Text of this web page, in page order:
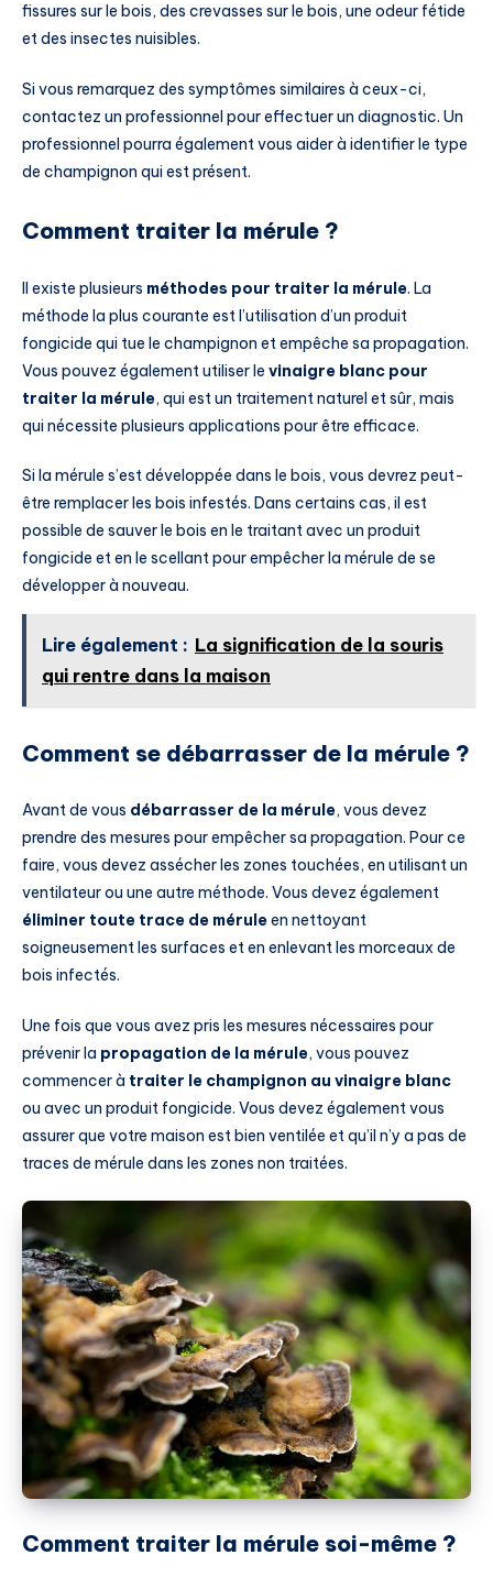
fissures sur le bois, des crevasses sur le bois, une odeur fétide
et des insectes nuisibles.
Si vous remarquez des symptômes similaires à ceux-ci,
contactez un professionnel pour effectuer un diagnostic. Un
professionnel pourra également vous aider à identifier le type
de champignon qui est présent.
Comment traiter la mérule ?
Il existe plusieurs méthodes pour traiter la mérule. La
méthode la plus courante est l’utilisation d’un produit
fongicide qui tue le champignon et empêche sa propagation.
Vous pouvez également utiliser le vinaigre blanc pour
traiter la mérule, qui est un traitement naturel et sûr, mais
qui nécessite plusieurs applications pour être efficace.
Si la mérule s’est développée dans le bois, vous devrez peut-
être remplacer les bois infestés. Dans certains cas, il est
possible de sauver le bois en le traitant avec un produit
fongicide et en le scellant pour empêcher la mérule de se
développer à nouveau.
Lire également : La signification de la souris
qui rentre dans la maison
Comment se débarrasser de la mérule ?
Avant de vous débarrasser de la mérule, vous devez
prendre des mesures pour empêcher sa propagation. Pour ce
faire, vous devez assécher les zones touchées, en utilisant un
ventilateur ou une autre méthode. Vous devez également
éliminer toute trace de méruleen nettoyant
soigneusement les surfaces et en enlevant les morceaux de
bois infectés.
Une fois que vous avez pris les mesures nécessaires pour
prévenir la propagation de la mérule, vous pouvez
commencer à traiter le champignon au vinaigre blanc
ou avec un produit fongicide. Vous devez également vous
assurer que votre maison est bien ventilée et qu’il n’y a pas de
traces de mérule dans les zones non traitées.
Comment traiter la mérule soi-même ?